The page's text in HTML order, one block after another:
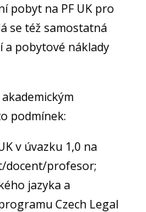
pobyt na PF UK pro
se též samostatná
a pobytové náklady
podmínek:
v úvazku 1,0 na
docent/profesor;
jazyka a
Czech Legal